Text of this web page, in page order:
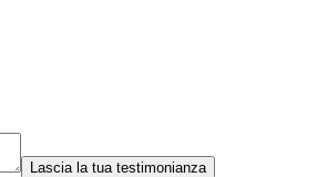
Lascia la tua testimonianza